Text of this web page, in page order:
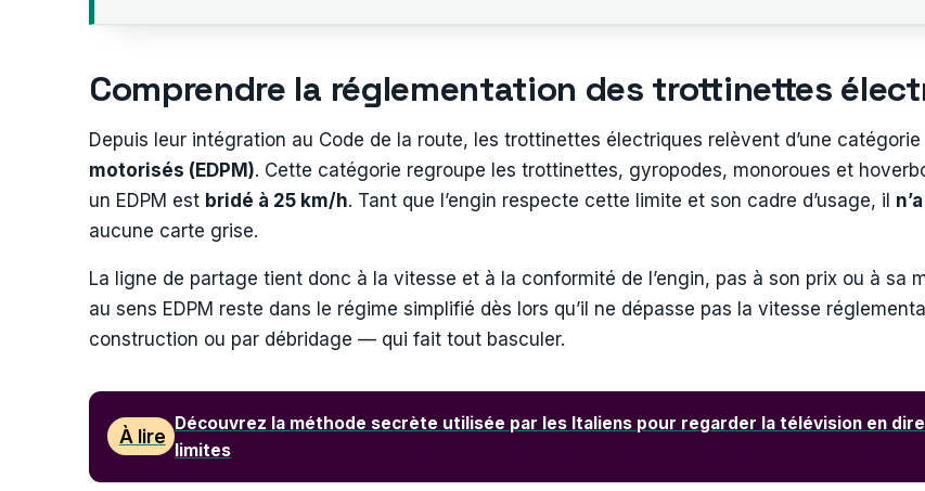
Comprendre la réglementation des trottinettes
Depuis leur intégration au Code de la route, les trottinettes électriques relèvent d’une catégorie
motorisés (EDPM). Cette catégorie regroupe les trottinettes, gyropodes, monoroues et
un EDPM est bridé à 25 km/h. Tant que l’engin respecte cette limite et son cadre d’usage, il
aucune carte grise.
La ligne de partage tient donc à la vitesse et à la conformité de l’engin, pas à son prix ou à sa
au sens EDPM reste dans le régime simplifié dès lors qu’il ne dépasse pas la vitesse
construction ou par débridage — qui fait tout basculer.
À lire
Découvrez la méthode secrète utilisée par les Italiens pour regarder la télévision en
limites